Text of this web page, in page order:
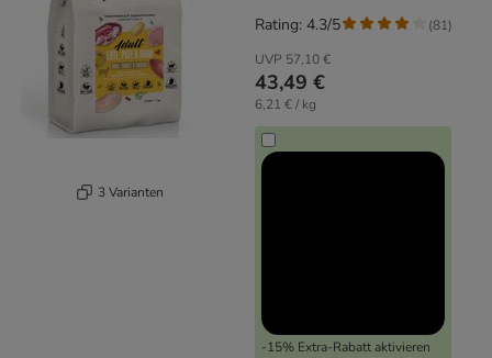
3 Varianten
UVP 57,10 €
43,49 €
6,21 € / kg
-15% Extra-Rabatt aktivieren
Rating: 4.3/5 (81)